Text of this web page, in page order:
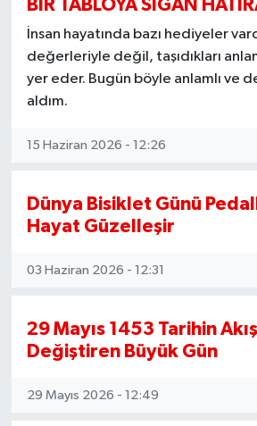
BİR TABLOYA SIĞAN
İnsan hayatında bazı hediyeler
değerleriyle değil, taşıdıkları
yer eder. Bugün böyle anlamlı ve
aldım.
15 Haziran 2026 - 12:26
Dünya Bisiklet Günü
Hayat Güzelleşir
03 Haziran 2026 - 12:31
29 Mayıs 1453 Tarihin
Değiştiren Büyük Gün
29 Mayıs 2026 - 12:49